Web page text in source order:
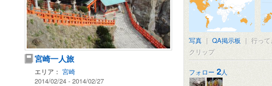
宮崎一人旅
エリア： 宮崎
2014/02/24 - 2014/02/27
写真 | QA掲示板 | 行っ
クリップ
フォロー 2人